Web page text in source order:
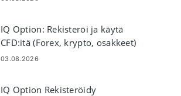
IQ Option: Rekisteröi ja käytä
CFD:itä (Forex, krypto, osakkeet)
03.08.2026
IQ Option Rekisteröidy